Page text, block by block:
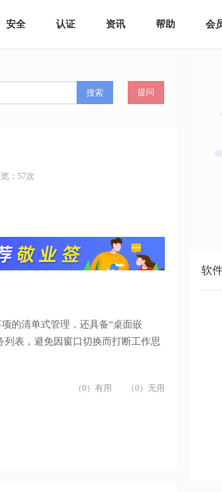
安全 认证 资讯 帮助 会
搜索 提问
： 57次
的清单式管理，还具备“桌面嵌
列表，避免因窗口切换而打断工作思
（0）有用 （0）无用
软